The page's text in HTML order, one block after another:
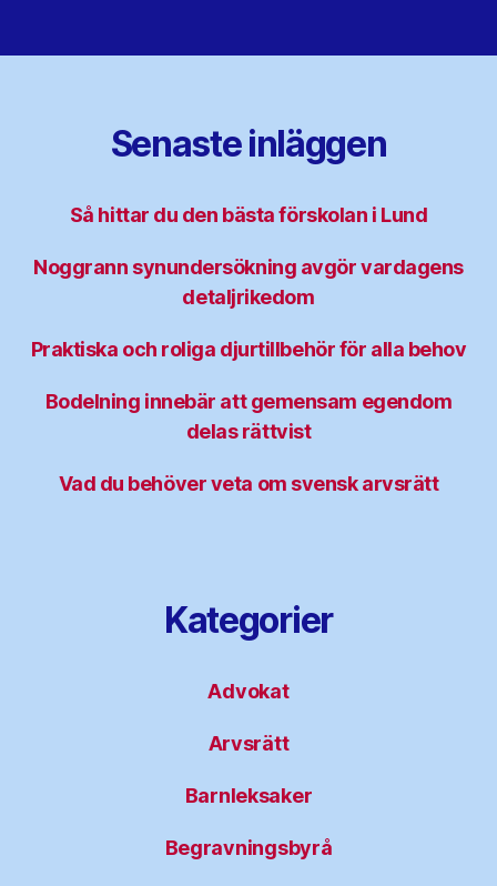
Senaste inläggen
Så hittar du den bästa förskolan i Lund
Noggrann synundersökning avgör vardagens
detaljrikedom
Praktiska och roliga djurtillbehör för alla behov
Bodelning innebär att gemensam egendom
delas rättvist
Vad du behöver veta om svensk arvsrätt
Kategorier
Advokat
Arvsrätt
Barnleksaker
Begravningsbyrå